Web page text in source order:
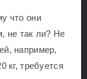
что они
не так ли? Не
например,
кг, требуется